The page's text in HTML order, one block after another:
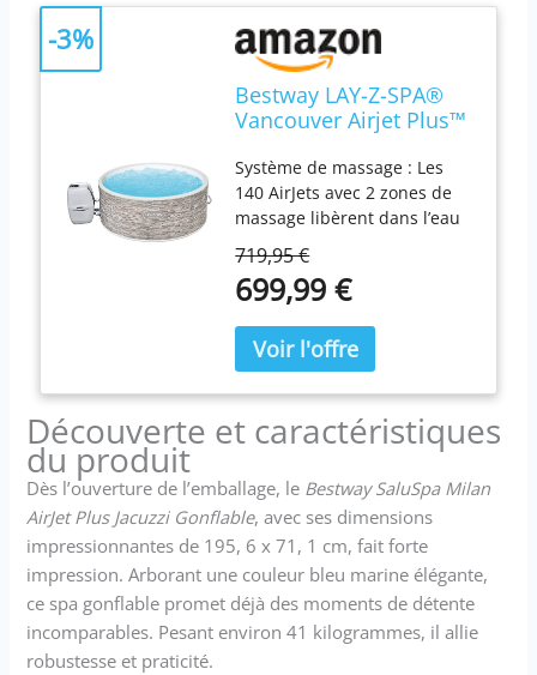
Bestway LAY-Z-SPA®
Vancouver Airjet Plus™
personnes
Système de massage : Les
140 AirJets avec 2 zones de
massage libèrent dans l’eau
enveloppe d’un bain
bouillonnant et apaisant :
relaxation. Technologies : Le
matériau DuraPlus est
soumis à des tests de
résistance pour offrir une
durée de vie supérieure et
soit le nombre de gonflages
et dégonflages. Système
Freeze Shield : La fonction de
chauffage automatique
Freeze Shield protège la
pompe et le liner des
dommages causés par le gel.
719,95 €
699,99 €
-3%
Découverte et caractéristiques
du produit
Dès l’ouverture de l’emballage, le Bestway SaluSpa Milan
AirJet Plus Jacuzzi Gonflable, avec ses dimensions
impressionnantes de 195, 6 x 71, 1 cm, fait forte
impression. Arborant une couleur bleu marine élégante,
ce spa gonflable promet déjà des moments de détente
incomparables. Pesant environ 41 kilogrammes, il allie
robustesse et praticité.